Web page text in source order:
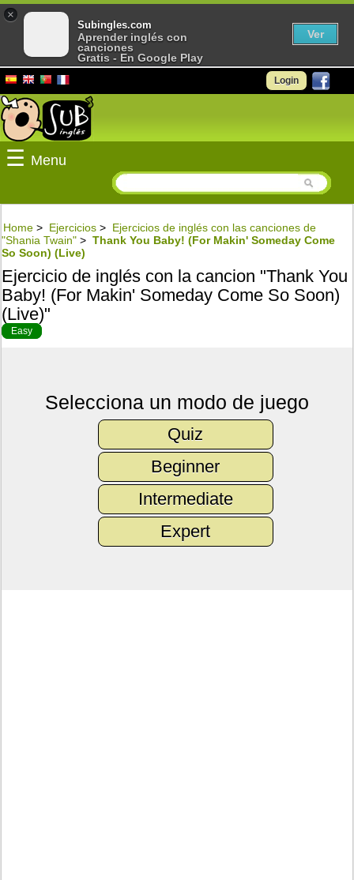
Login
☰ Menu
Home > Ejercicios > Ejercicios de inglés con las canciones de
"Shania Twain" > Thank You Baby! (For Makin' Someday Come
So Soon) (Live)
Ejercicio de inglés con la cancion "Thank You
Baby! (For Makin' Someday Come So Soon)
(Live)"
Easy
Selecciona un modo de juego
Quiz
Beginner
Intermediate
Expert
×
Subingles.com
Aprender inglés con
canciones
Gratis - En Google Play
Ver